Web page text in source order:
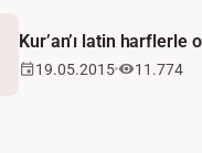
Kur’an’ı latin
19.05.2015 11.774